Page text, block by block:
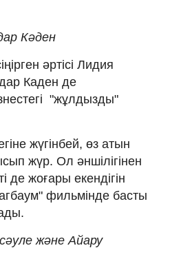
Кәден
әртісі Лидия
Каден де
"жұлдызды"
жүгінбей, өз атын
жүр. Ол әншілігінен
де жоғары екендігін
фильмінде басты
және Айару